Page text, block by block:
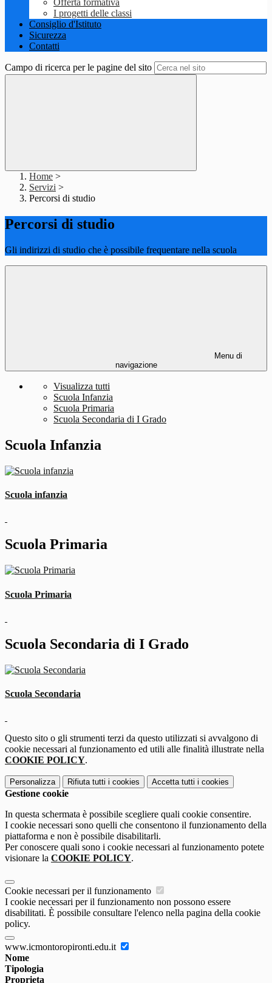
Offerta formativa
I progetti delle classi
Consiglio d'Istituto
Sicurezza
Contatti
Campo di ricerca per le pagine del sito
Home >
Servizi >
Percorsi di studio
Percorsi di studio
Gli indirizzi di studio che è possibile frequentare nella scuola
Menu di
navigazione
Visualizza tutti
Scuola Infanzia
Scuola Primaria
Scuola Secondaria di I Grado
Scuola Infanzia
Scuola infanzia
Scuola Primaria
Scuola Primaria
Scuola Secondaria di I Grado
Scuola Secondaria
Questo sito o gli strumenti terzi da questo utilizzati si avvalgono di
cookie necessari al funzionamento ed utili alle finalità illustrate nella
COOKIE POLICY.
Personalizza Rifiuta tutti i cookies Accetta tutti i cookies
Gestione cookie
In questa schermata è possibile scegliere quali cookie consentire.
I cookie necessari sono quelli che consentono il funzionamento della
piattaforma e non è possibile disabilitarli.
Per conoscere quali sono i cookie necessari al funzionamento potete
visionare la COOKIE POLICY.
Cookie necessari per il funzionamento
I cookie necessari per il funzionamento non possono essere
disabilitati. È possibile consultare l'elenco nella pagina della cookie
policy.
www.icmontoropironti.edu.it
Nome
Tipologia
Proprieta